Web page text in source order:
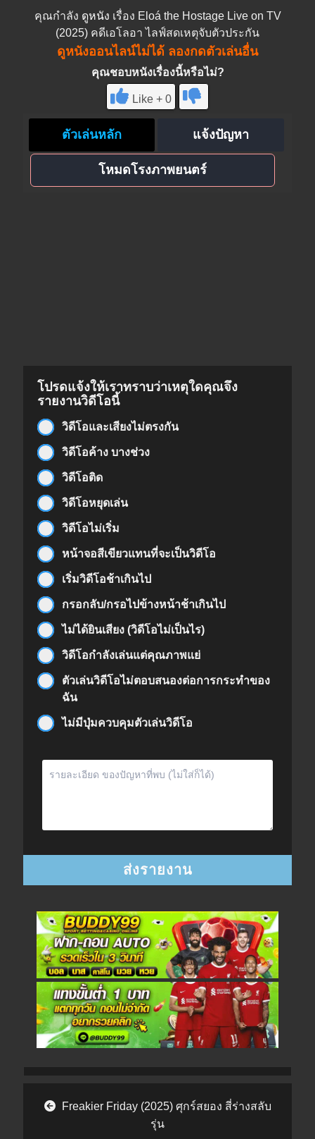
คุณกำลัง ดูหนัง เรื่อง Eloá the Hostage Live on TV
(2025) คดีเอโลอา ไลฟ์สดเหตุจับตัวประกัน
ดูหนังออนไลน์ไม่ได้ ลองกดตัวเล่นอื่น
คุณชอบหนังเรื่องนี้หรือไม่?
Like + 0
ตัวเล่นหลัก แจ้งปัญหา
โหมดโรงภาพยนตร์
โปรดแจ้งให้เราทราบว่าเหตุใดคุณจึง
รายงานวิดีโอนี้
วิดีโอและเสียงไม่ตรงกัน
วิดีโอค้าง บางช่วง
วิดีโอติด
วิดีโอหยุดเล่น
วิดีโอไม่เริ่ม
หน้าจอสีเขียวแทนที่จะเป็นวิดีโอ
เริ่มวิดีโอช้าเกินไป
กรอกลับ/กรอไปข้างหน้าช้าเกินไป
ไม่ได้ยินเสียง (วิดีโอไม่เป็นไร)
วิดีโอกำลังเล่นแต่คุณภาพแย่
ตัวเล่นวิดีโอไม่ตอบสนองต่อการกระทำของ
ฉัน
ไม่มีปุ่มควบคุมตัวเล่นวิดีโอ
Post navigation
Freakier Friday (2025) ศุกร์สยอง สี่ร่างสลับ
รุ่น